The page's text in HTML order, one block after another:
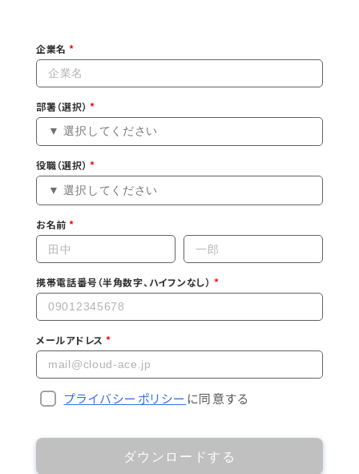
企業名
部署（選択）
役職（選択）
お名前
携帯電話番号（半角数字、ハイフンなし）
メールアドレス
プライバシーポリシー に同意する
ダウンロードする